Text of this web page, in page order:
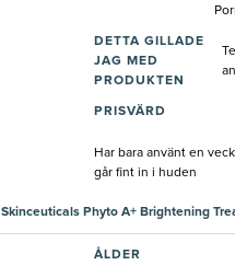
DETTA GILLADE
JAG MED
PRODUKTEN
PRISVÄRD
Har bara använt en
går fint in i huden
Skinceuticals Phyto A+ Brightening
ÅLDER